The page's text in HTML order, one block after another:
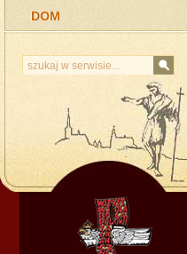
DOM